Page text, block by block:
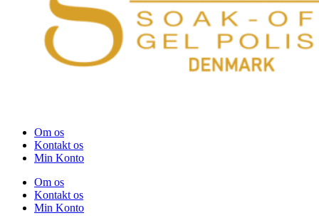
Om os
Kontakt os
Min Konto
Om os
Kontakt os
Min Konto